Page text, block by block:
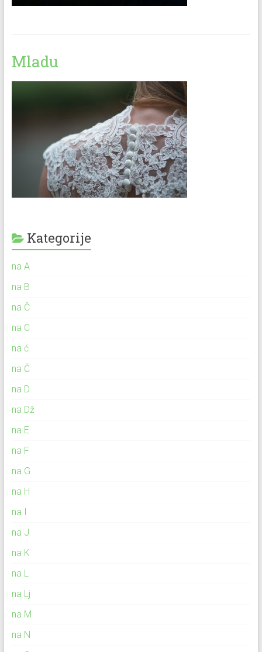
Mladu
Kategorije
na A
na B
na Č
na C
na ć
na Č
na D
na Dž
na E
na F
na G
na H
na I
na J
na K
na L
na Lj
na M
na N